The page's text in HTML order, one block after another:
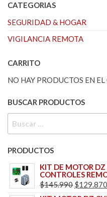
CATEGORIAS
SEGURIDAD & HOGAR
VIGILANCIA REMOTA
CARRITO
NO HAY PRODUCTOS EN
BUSCAR PRODUCTOS
PRODUCTOS
KIT DE MOTOR
CONTROLES
$145.990 EL
$129.870